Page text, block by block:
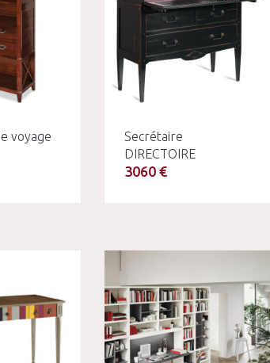
voyage
Secrétaire
DIRECTOIRE
3060 €